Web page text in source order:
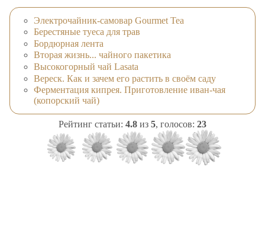
Электрочайник-самовар Gourmet Tea
Берестяные туеса для трав
Бордюрная лента
Вторая жизнь... чайного пакетика
Высокогорный чай Lasata
Вереск. Как и зачем его растить в своём саду
Ферментация кипрея. Приготовление иван-чая
(копорский чай)
Рейтинг статьи: 4.8 из 5, голосов: 23